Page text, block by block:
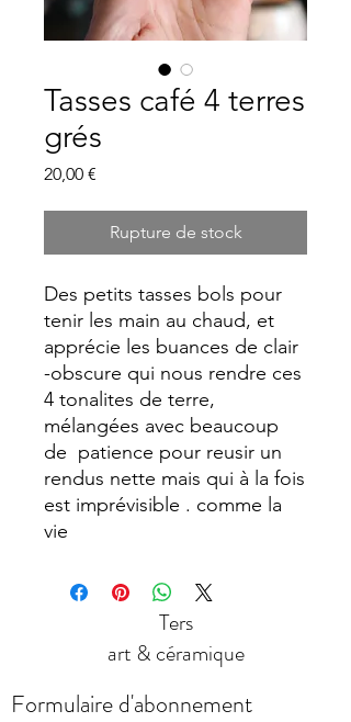
Tasses café 4 terres
grés
20,00 €
Rupture de stock
Des petits tasses bols pour
tenir les main au chaud, et
apprécie les buances de clair
-obscure qui nous rendre ces
4 tonalites de terre,
mélangées avec beaucoup
de patience pour reusir un
rendus nette mais qui à la fois
est imprévisible . comme la
vie
Ters
art & céramique
Formulaire d'abonnement